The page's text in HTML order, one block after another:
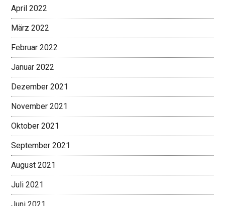
April 2022
März 2022
Februar 2022
Januar 2022
Dezember 2021
November 2021
Oktober 2021
September 2021
August 2021
Juli 2021